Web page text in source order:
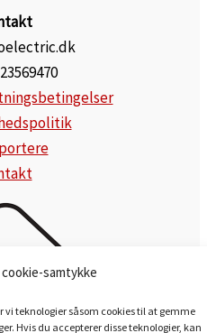
samtykke
vi teknologier såsom cookies til at gemme
Hvis du accepterer disse teknologier, kan